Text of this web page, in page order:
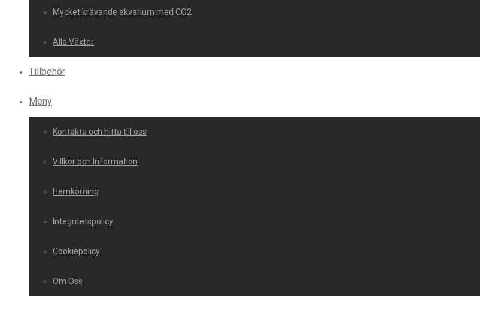
Mycket krävande akvarium med CO2
Alla Växter
Tillbehör
Meny
Kontakta och hitta till oss
Villkor och Information
Hemkörning
Integritetspolicy
Cookiepolicy
Om Oss